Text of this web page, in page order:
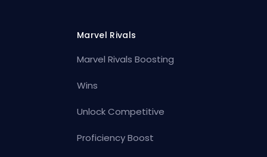
Marvel Rivals
Marvel Rivals Boosting
Wins
Unlock Competitive
Proficiency Boost